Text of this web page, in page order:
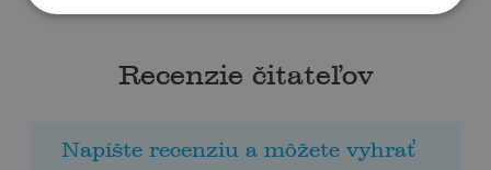
Recenzie čitateľov
Napíšte recenziu a môžete vyhrať